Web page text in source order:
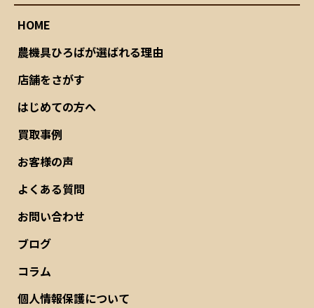
HOME
農機具ひろばが選ばれる理由
店舗をさがす
はじめての方へ
買取事例
お客様の声
よくある質問
お問い合わせ
ブログ
コラム
個人情報保護について